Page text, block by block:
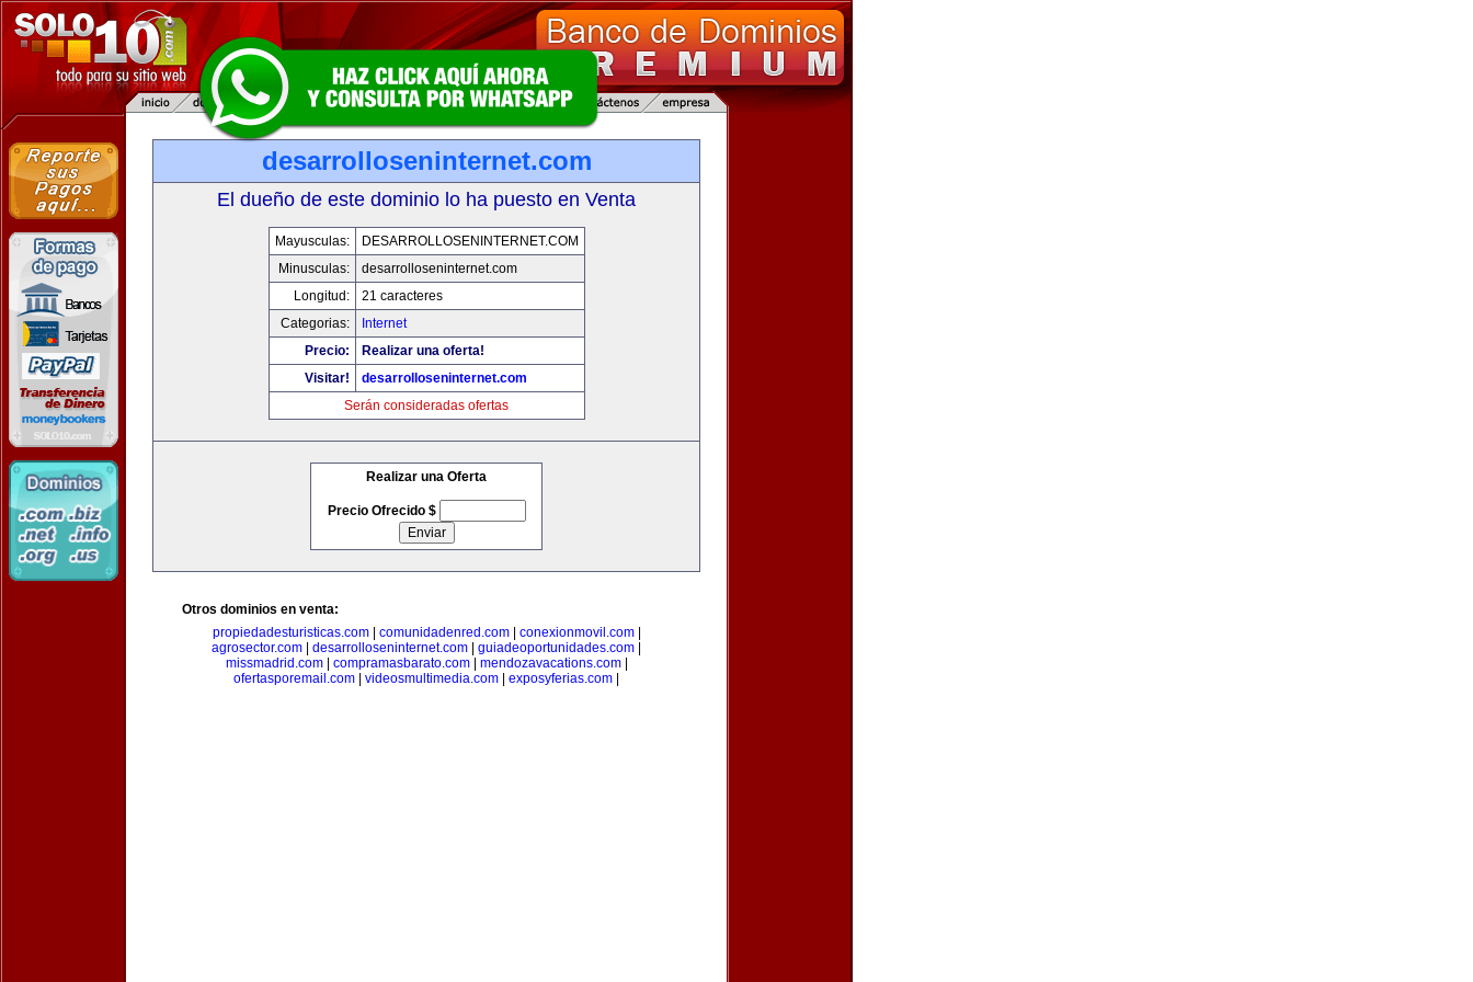
desarrolloseninternet.com
El dueño de este dominio lo ha puesto en Venta
Mayusculas:
DESARROLLOSENINTERNET.COM
Minusculas:
desarrolloseninternet.com
Longitud:
21 caracteres
Categorias:
Internet
Precio:
Realizar una oferta!
Visitar!
desarrolloseninternet.com
Serán consideradas ofertas
Realizar una Oferta
Precio Ofrecido $
Otros dominios en venta:
propiedadesturisticas.com| comunidadenred.com| conexionmovil.com|
agrosector.com
desarrolloseninternet.com guiadeoportunidades.com
missmadrid.com| compramasbarato.com| mendozavacations.com|
ofertasporemail.com
videosmultimedia.com exposyferias.com